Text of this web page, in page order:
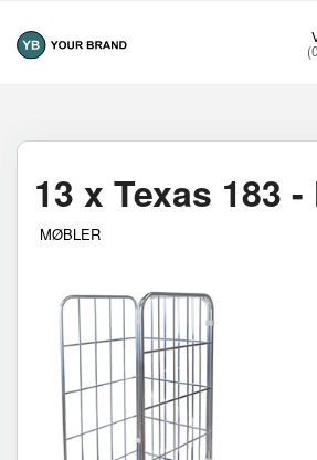
SMART FRAME
THE WATERBAG
13 x Texas 183
MØBLER